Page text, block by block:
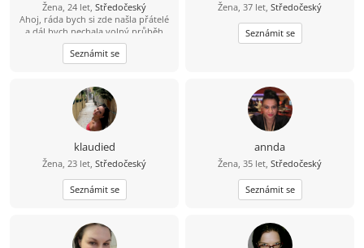
Žena, 24 let, Středočeský
Ahoj, ráda bych si zde našla přátelé
a dál bych nechala volný průběh
tomu ,co by z toho nakonec mohlo
být ..Ráda poznávám nové lidi ,
avšak má důvěra se buduje k
Takže se ze začátku považuji za
introverta , ale postupem času jsem
opravdu šílený člověk a myslím, že
se mnou opravdu nuda není . Není
problém si později poslat fotky nebo
zajít spolu ven????
Seznámit se
Žena, 37 let, Středočeský
Seznámit se
klaudied
Žena, 23 let, Středočeský
Seznámit se
annda
Žena, 35 let, Středočeský
Seznámit se